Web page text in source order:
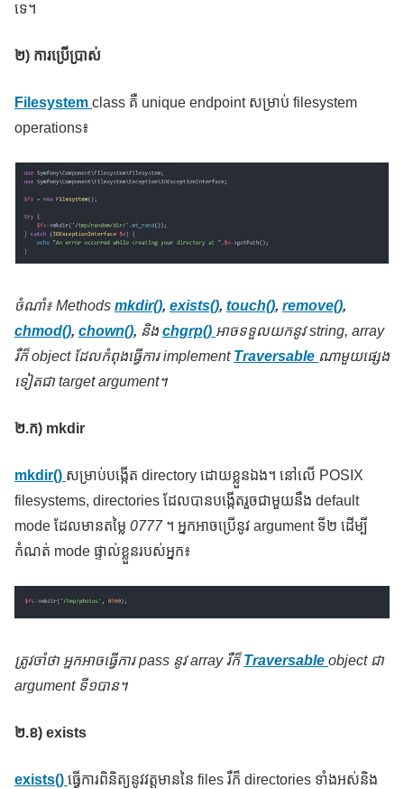
ទេ។
២) ការប្រើប្រាស់
Filesystem class គឺ unique endpoint សម្រាប់ filesystem
operations៖
ចំណាំ៖ Methods mkdir(), exists(), touch(), remove(),
chmod(), chown(), និង chgrp() អាចទទួលយកនូវ string, array
រឺក៏ object ដែលកំពុងធ្វើការ implement Traversable ណាមួយផ្សេង
ទៀតជា target argument។
២.ក) mkdir
mkdir() សម្រាប់បង្កើត directory ដោយខ្លួនឯង។ នៅលើ POSIX
filesystems, directories ដែលបានបង្កើតរួចជាមួយនឹង default
mode ដែលមានតម្លៃ 0777 ។ អ្នកអាចប្រើនូវ argument ទី២ ដើម្បី
កំណត់ mode ផ្ទាល់ខ្លួនរបស់អ្នក៖
ត្រូវចាំថា អ្នកអាចធ្វើការpass នូវ array រឺក៏ Traversable object ជា
argument ទី១បាន។
២.ខ) exists
exists() ធ្វើការពិនិត្យនូវវត្តមាននៃ files រឺក៏ directories ទាំងអស់និង